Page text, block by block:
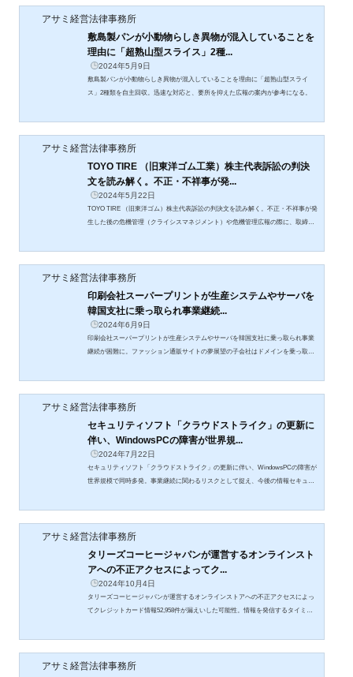
アサミ経営法律事務所
敷島製パンが小動物らしき異物が混入していることを
理由に「超熟山型スライス」2種...
2024年5月9日
敷島製パンが小動物らしき異物が混入していることを理由に「超熟山型スライ
ス」2種類を自主回収。迅速な対応と、要所を抑えた広報の案内が参考になる。
アサミ経営法律事務所
TOYO TIRE （旧東洋ゴム工業）株主代表訴訟の判決
文を読み解く。不正・不祥事が発...
2024年5月22日
TOYO TIRE （旧東洋ゴム）株主代表訴訟の判決文を読み解く。不正・不祥事が発
生した後の危機管理（クライシスマネジメント）や危機管理広報の際に、取締役
アサミ経営法律事務所
印刷会社スーパープリントが生産システムやサーバを
韓国支社に乗っ取られ事業継続...
2024年6月9日
印刷会社スーパープリントが生産システムやサーバを韓国支社に乗っ取られ事業
継続が困難に。ファッション通販サイトの夢展望の子会社はドメインを乗っ取ら
アサミ経営法律事務所
セキュリティソフト「クラウドストライク」の更新に
伴い、WindowsPCの障害が世界規...
2024年7月22日
セキュリティソフト「クラウドストライク」の更新に伴い、WindowsPCの障害が
世界規模で同時多発。事業継続に関わるリスクとして捉え、今後の情報セキュリ
アサミ経営法律事務所
タリーズコーヒージャパンが運営するオンラインスト
アへの不正アクセスによってク...
2024年10月4日
タリーズコーヒージャパンが運営するオンラインストアへの不正アクセスによっ
てクレジットカード情報52,958件が漏えいした可能性。情報を発信するタイミン
アサミ経営法律事務所